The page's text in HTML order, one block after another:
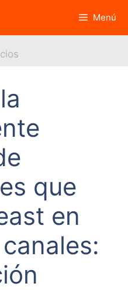
Menú
que
en